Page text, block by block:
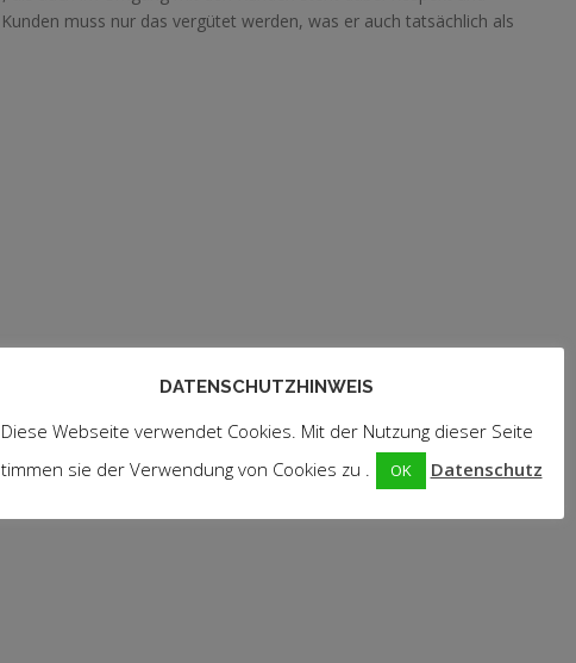
muss nur das vergütet werden, was er auch tatsächlich als
DATENSCHUTZHINWEIS
Diese Webseite verwendet Cookies. Mit der Nutzung dieser Seite
sie der Verwendung von Cookies zu .
OK Datenschutz